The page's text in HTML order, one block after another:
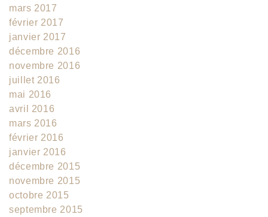
mars 2017
février 2017
janvier 2017
décembre 2016
novembre 2016
juillet 2016
mai 2016
avril 2016
mars 2016
février 2016
janvier 2016
décembre 2015
novembre 2015
octobre 2015
septembre 2015